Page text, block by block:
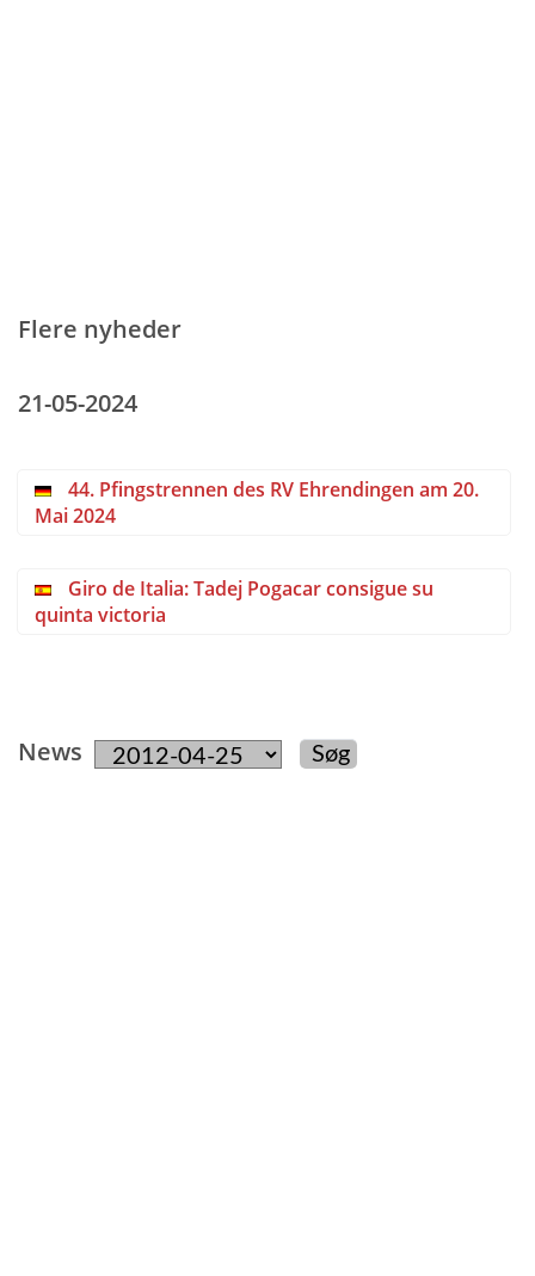
Flere nyheder
21-05-2024
44. Pfingstrennen des RV Ehrendingen am 20.
Mai 2024
Giro de Italia: Tadej Pogacar consigue su
quinta victoria
News